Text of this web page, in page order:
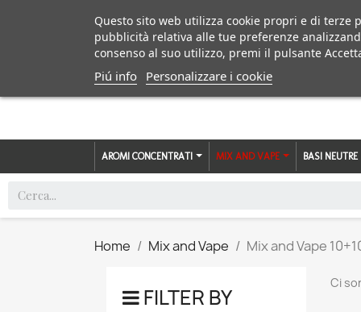
AROMI CONCENTRATI MIX AND VAPE BASI NEUTRE
Home Mix and Vape Mix and Vape
FILTER BY
Ci
Questo sito web utilizza cookie propri e di
pubblicità relativa alle tue preferenze
consenso al suo utilizzo, premi il pulsante
Piú info Personalizzare i cookie